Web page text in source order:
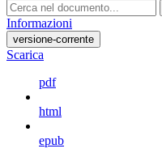
Informazioni
versione-corrente
Scarica
pdf
html
epub